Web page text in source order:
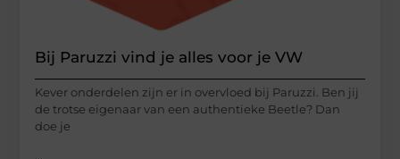
Bij Paruzzi vind je alles voor je VW
Kever onderdelen zijn er in overvloed bij Paruzzi. Ben jij
de trotse eigenaar van een authentieke Beetle? Dan
doe je